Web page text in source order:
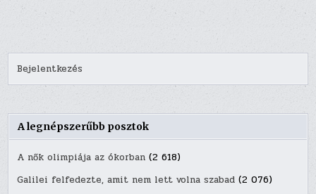
Bejelentkezés
A legnépszerűbb posztok
A nők olimpiája az ókorban (2 618)
Galilei felfedezte, amit nem lett volna szabad (2 076)